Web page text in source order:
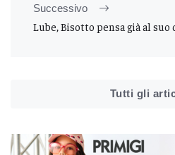
Successivo
Lube, Bisotto pensa già al suo
Tutti gli